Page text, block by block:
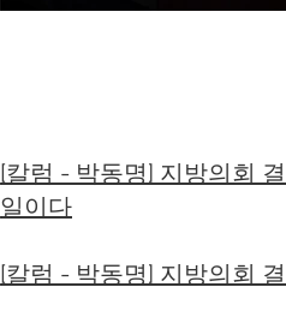
[칼럼 - 박동명] 지방의회
일이다
[칼럼 - 박동명] 지방의회